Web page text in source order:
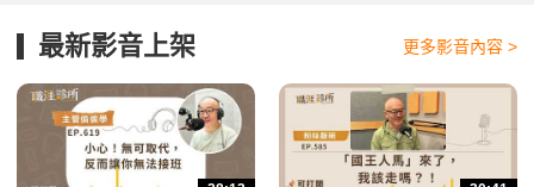
最新影音上架 更多影音內容 >